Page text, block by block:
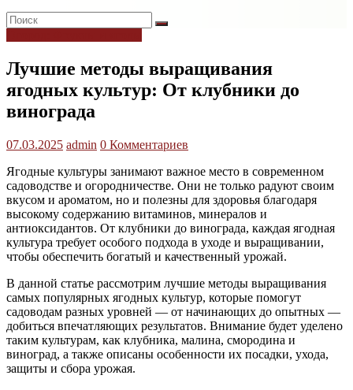
Лучшие методы выращивания
ягодных культур: От клубники до
винограда
07.03.2025 admin 0 Комментариев
Ягодные культуры занимают важное место в современном
садоводстве и огородничестве. Они не только радуют своим
вкусом и ароматом, но и полезны для здоровья благодаря
высокому содержанию витаминов, минералов и
антиоксидантов. От клубники до винограда, каждая ягодная
культура требует особого подхода в уходе и выращивании,
чтобы обеспечить богатый и качественный урожай.
В данной статье рассмотрим лучшие методы выращивания
самых популярных ягодных культур, которые помогут
садоводам разных уровней — от начинающих до опытных —
добиться впечатляющих результатов. Внимание будет уделено
таким культурам, как клубника, малина, смородина и
виноград, а также описаны особенности их посадки, ухода,
защиты и сбора урожая.